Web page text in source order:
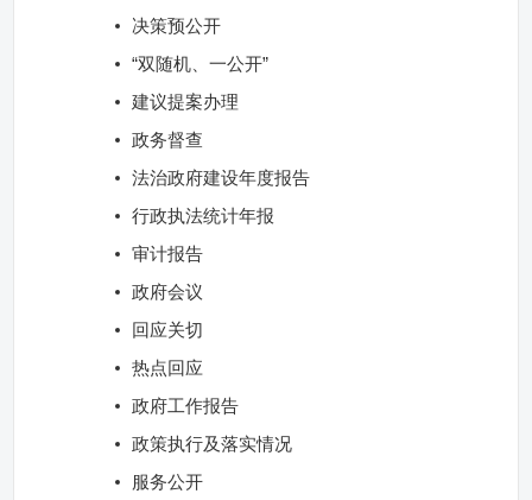
决策预公开
“双随机、一公开”
建议提案办理
政务督查
法治政府建设年度报告
行政执法统计年报
审计报告
政府会议
回应关切
热点回应
政府工作报告
政策执行及落实情况
服务公开